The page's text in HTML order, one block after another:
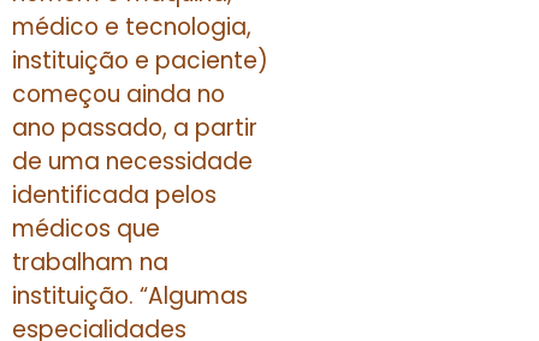
médico e tecnologia,
instituição e paciente)
começou ainda no
ano passado, a partir
de uma necessidade
identificada pelos
médicos que
trabalham na
instituição. “Algumas
especialidades